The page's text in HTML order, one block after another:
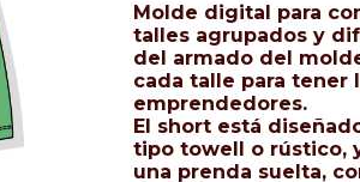
Molde digital para
talles agrupados y
del armado del
cada talle para tener
emprendedores.
El short está
tipo towell o rústico,
una prenda suelta,